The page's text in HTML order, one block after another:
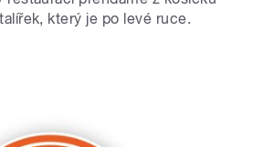
který je po levé ruce.